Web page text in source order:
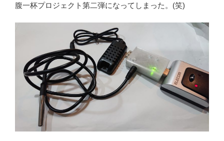
腹一杯プロジェクト第二弾になってしまった。(笑)